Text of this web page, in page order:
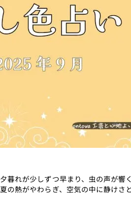
夕暮れが少しずつ早まり、虫の声が響
夏の熱がやわらぎ、空気の中に静けさ